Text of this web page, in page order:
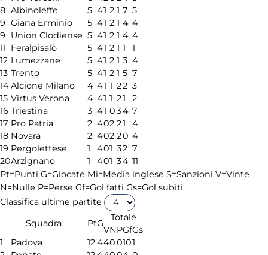
8 Albinoleffe 5 41 2 1 7 5
9 Giana Erminio 5 41 2 1 4 4
9
Union Clodiense 5 41 2 1 4 4
11 Feralpisalò 5 41 2 1 1
1
12 Lumezzane 5 41 2 1 3 4
13 Trento 5 41 2 1 5 7
14Alcione Milano 4 41 1 22 3
15 Virtus Verona 4 41 1 21
2
16 Triestina 3 41 034 7
17 Pro Patria 2 402 21
4
18 Novara 2 402 20 4
19 Pergolettese 1 401 32 7
20Arzignano 1 401 34 11
Pt=Punti G=Giocate Mi=Media inglese S=Sanzioni V=Vinte
N=Nulle P=Perse Gf=Gol fatti Gs=Gol subiti
Classifica ultime partite
Squadra
PtG
Totale
VNPGfGs
1
Padova 124400101